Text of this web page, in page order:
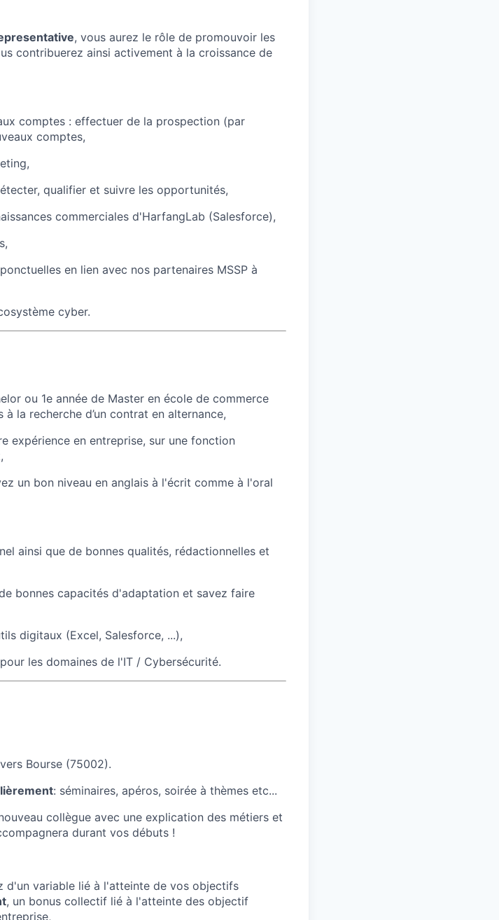
, vous aurez le rôle de promouvoir les
contribuerez ainsi activement à la croissance de
comptes : effectuer de la prospection (par
comptes,
qualifier et suivre les opportunités,
commerciales d'HarfangLab (Salesforce),
en lien avec nos partenaires MSSP à
cyber.
ou 1e année de Master en école de commerce
la recherche d’un contrat en alternance,
expérience en entreprise, sur une fonction
un bon niveau en anglais à l'écrit comme à l'oral
ainsi que de bonnes qualités, rédactionnelles et
bonnes capacités d'adaptation et savez faire
digitaux (Excel, Salesforce, ...),
les domaines de l'IT / Cybersécurité.
Bourse (75002).
: séminaires, apéros, soirée à thèmes etc...
collègue avec une explication des métiers et
durant vos débuts !
d'un variable lié à l'atteinte de vos objectifs
, un bonus collectif lié à l'atteinte des objectif